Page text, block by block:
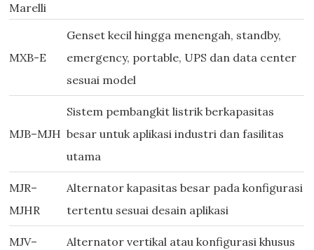
Marelli
MXB-E
Genset kecil hingga menengah, standby,
emergency, portable, UPS dan data center
sesuai model
MJB–MJH
Sistem pembangkit listrik berkapasitas
besar untuk aplikasi industri dan fasilitas
utama
MJR–
MJHR
Alternator kapasitas besar pada konfigurasi
tertentu sesuai desain aplikasi
MJV–
Alternator vertikal atau konfigurasi khusus